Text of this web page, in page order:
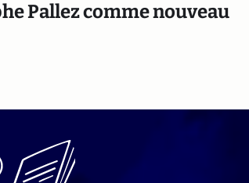
Pallez comme nouveau